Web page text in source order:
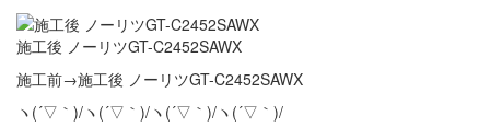
施工後 ノーリツGT-C2452SAWX
施工前→施工後 ノーリツGT-C2452SAWX
ヽ(´▽｀)/ヽ(´▽｀)/ヽ(´▽｀)/ヽ(´▽｀)/